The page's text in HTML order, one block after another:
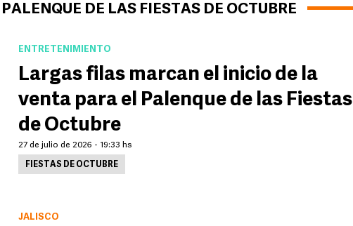
DE LAS FIESTAS DE OCTUBRE
ENTRETENIMIENTO
Largas filas marcan el inicio de la
venta para el Palenque de las Fiestas
de Octubre
27 de julio de 2026 - 19:33 hs
FIESTAS DE OCTUBRE
JALISCO